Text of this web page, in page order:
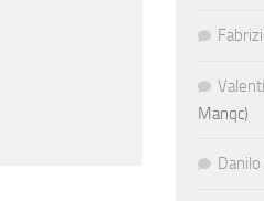
Manqc)
Danilo